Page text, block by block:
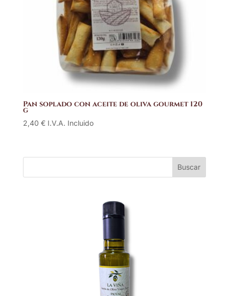
Pan soplado con aceite de oliva gourmet 120
g
2,40 € I.V.A. Incluido
Buscar